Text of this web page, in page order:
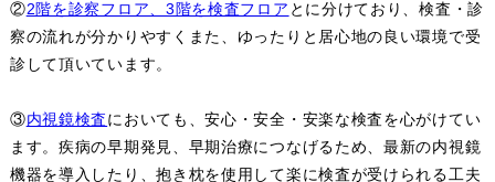
②2階を診察フロア、3階を検査フロア とに分けており、検査・診
察の流れが分かりやすくまた、ゆったりと居心地の良い環境で受
診して頂いています。
③内視鏡検査においても、安心・安全・安楽な検査を心がけてい
ます。疾病の早期発見、早期治療につなげるため、最新の内視鏡
機器を導入したり、抱き枕を使用して楽に検査が受けられる工夫